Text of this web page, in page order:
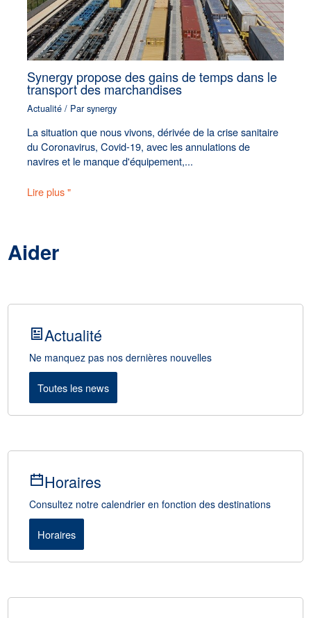
Synergy propose des gains de temps dans le
transport des marchandises
Actualité / Parsynergy
La situation que nous vivons, dérivée de la crise sanitaire
du Coronavirus, Covid-19, avec les annulations de
navires et le manque d'équipement,...
Lire plus "
Aider
Actualité
Ne manquez pas nos dernières nouvelles
Toutes les news
Horaires
Consultez notre calendrier en fonction des destinations
Horaires